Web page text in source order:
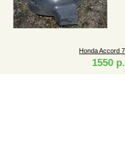
Honda Accord 7
1550 р.